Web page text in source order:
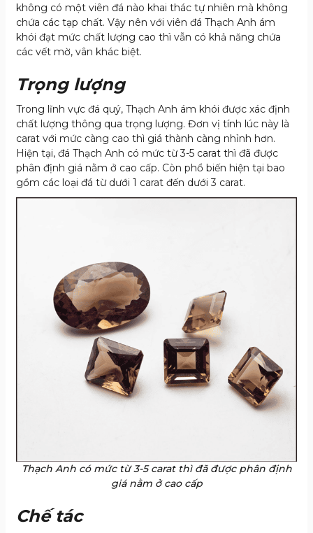
không có một viên đá nào khai thác tự nhiên mà không
chứa các tạp chất. Vậy nên với viên đá Thạch Anh ám
khói đạt mức chất lượng cao thì vẫn có khả năng chứa
các vết mờ, vân khác biệt.
Trọng lượng
Trong lĩnh vực đá quý, Thạch Anh ám khói được xác định
chất lượng thông qua trọng lượng. Đơn vị tính lúc này là
carat với mức càng cao thì giá thành càng nhỉnh hơn.
Hiện tại, đá Thạch Anh có mức từ 3-5 carat thì đã được
phân định giá nằm ở cao cấp. Còn phổ biến hiện tại bao
gồm các loại đá từ dưới 1 carat đến dưới 3 carat.
Thạch Anh có mức từ 3-5 carat thì đã được phân định
giá nằm ở cao cấp
Chế tác